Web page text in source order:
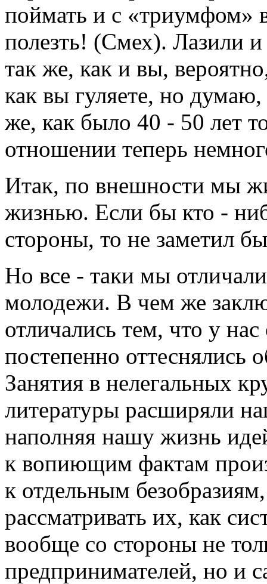
поймать и с «триумфом»
полезть! (Смех). Лазили
так же, как и вы,
как вы гуляете, но думаю,
же, как было 40 - 50 лет
отношении теперь
Итак, по внешности мы
жизнью. Если бы кто -
стороны, то не заметил
Но все - таки мы
молодежи. В чем же
отличались тем, что у
постепенно
Занятия в нелегальных
литературы расширяли
наполняя нашу жизнь
к вопиющим фактам
к отдельным
рассматривать их, как
вообще со стороны не
предпринимателей, но и